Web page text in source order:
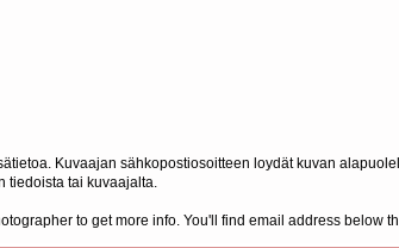
Kuvaajan sähkopostiosoitteen loydät kuvan
tiedoista tai kuvaajalta.
to get more info. You'll find email address below